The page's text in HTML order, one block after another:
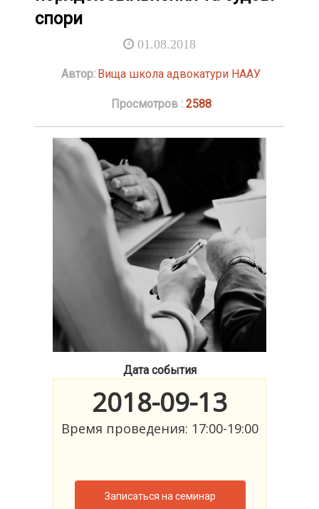
спори
01.08.2018
Автор: Вища школа адвокатури НААУ
Просмотров : 2588
Дата события
2018-09-13
Время проведения: 17:00-19:00
Записаться на семинар